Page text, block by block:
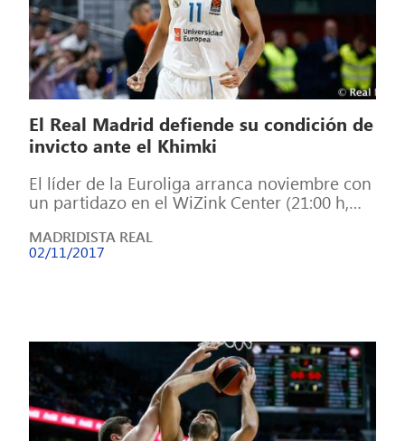
El Real Madrid defiende su condición de
invicto ante el Khimki
El líder de la Euroliga arranca noviembre con
un partidazo en el WiZink Center (21:00 h,
MADRIDISTA REAL
02/11/2017